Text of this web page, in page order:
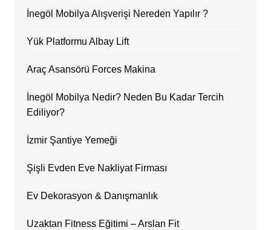
İnegöl Mobilya Alışverişi Nereden Yapılır ?
Yük Platformu Albay Lift
Araç Asansörü Forces Makina
İnegöl Mobilya Nedir? Neden Bu Kadar Tercih
Ediliyor?
İzmir Şantiye Yemeği
Şişli Evden Eve Nakliyat Firması
Ev Dekorasyon & Danışmanlık
Uzaktan Fitness Eğitimi – Arslan Fit